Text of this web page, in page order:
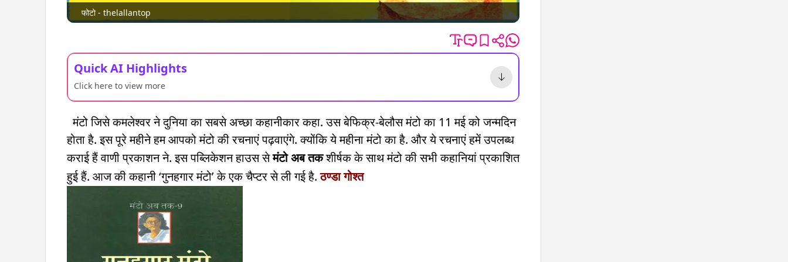
फोटो - thelallantop
Quick AI Highlights
Click here to view more
मंटो जिसे कमलेश्वर ने दुनिया का सबसे अच्छा कहानीकार कहा. उस बेफिक्र-बेलौस मंटो का 11 मई को जन्मदिन
होता है. इस पूरे महीने हम आपको मंटो की रचनाएं पढ़वाएंगे. क्योंकि ये महीना मंटो का है. और ये रचनाएं हमें उपलब्ध
कराई हैं वाणी प्रकाशन ने. इस पब्लिकेशन हाउस सेमंटो अब तकशीर्षक के साथ मंटो की सभी कहानियां प्रकाशित
हुई हैं. आज की कहानी ‘गुनहगार मंटो’ के एक चैप्टर से ली गई है.ठण्डा गोश्त